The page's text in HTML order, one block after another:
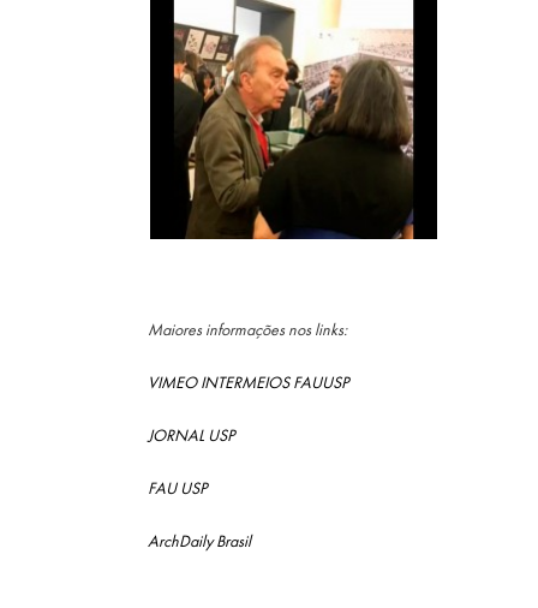
Maiores informações nos links:
VIMEO INTERMEIOS FAUUSP
JORNAL USP
FAU USP
ArchDaily Brasil